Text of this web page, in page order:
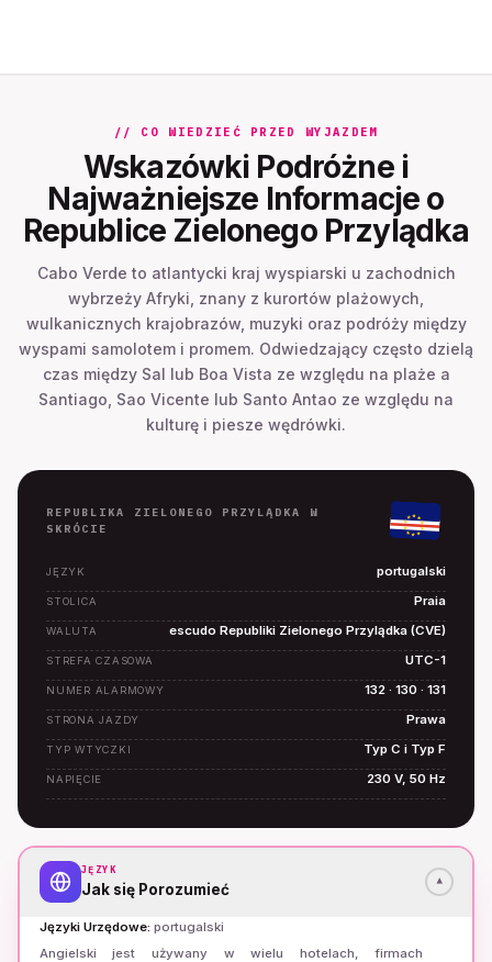
// CO WIEDZIEĆ PRZED WYJAZDEM
Wskazówki Podróżne i
Najważniejsze Informacje o
Republice Zielonego Przylądka
Cabo Verde to atlantycki kraj wyspiarski u zachodnich
wybrzeży Afryki, znany z kurortów plażowych,
wulkanicznych krajobrazów, muzyki oraz podróży między
wyspami samolotem i promem. Odwiedzający często dzielą
czas między Sal lub Boa Vista ze względu na plaże a
Santiago, Sao Vicente lub Santo Antao ze względu na
kulturę i piesze wędrówki.
REPUBLIKA ZIELONEGO PRZYLĄDKA W
SKRÓCIE
JĘZYK portugalski
STOLICA Praia
WALUTA escudo Republiki Zielonego Przylądka (CVE)
STREFA CZASOWA UTC-1
NUMER ALARMOWY 132 · 130 · 131
STRONA JAZDY Prawa
TYP WTYCZKI Typ C i Typ F
NAPIĘCIE 230 V, 50 Hz
JĘZYK
Jak się Porozumieć ▾
Języki Urzędowe: portugalski
Angielski jest używany w wielu hotelach, firmach